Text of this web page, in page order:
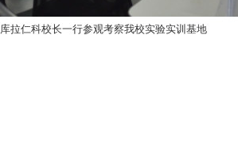
库拉仁科校长一行参观考察我校实验实训基地